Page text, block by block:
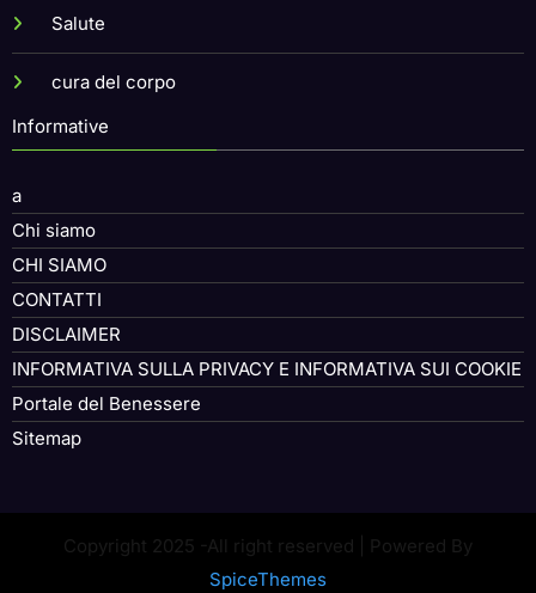
Salute
cura del corpo
Informative
a
Chi siamo
CHI SIAMO
CONTATTI
DISCLAIMER
INFORMATIVA SULLA PRIVACY E INFORMATIVA SUI COOKIE
Portale del Benessere
Sitemap
Copyright 2025 -All right reserved | Powered By
SpiceThemes